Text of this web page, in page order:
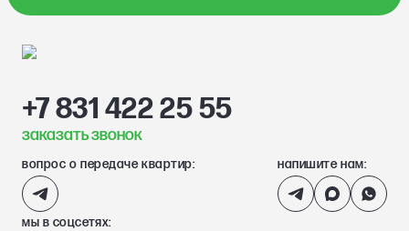
+7 831 422 25 55
заказать звонок
вопрос о передаче квартир: напишите нам:
мы в соцсетях: